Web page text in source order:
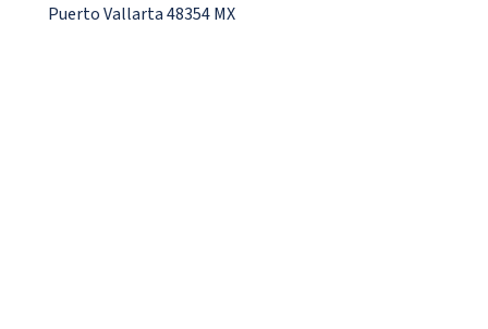
Puerto Vallarta 48354 MX